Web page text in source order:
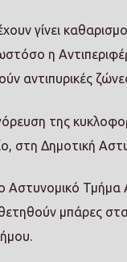
γίνει
η
αντιπυρικές
της
στη Δημοτική
Αστυνομικό Τμήμα
μπάρες